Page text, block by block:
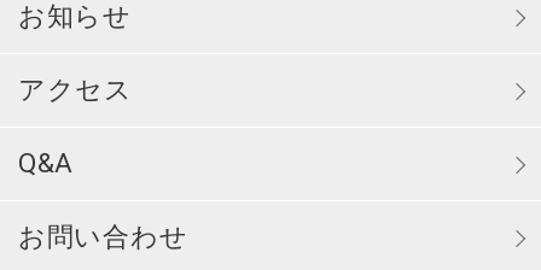
お知らせ
アクセス
Q&A
お問い合わせ